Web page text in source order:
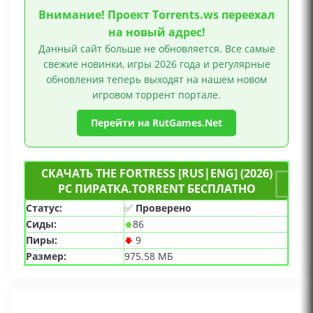
Внимание! Проект Torrents.ws переехал
на новый адрес!
Данный сайт больше не обновляется. Все самые
свежие новинки, игры 2026 года и регулярные
обновления теперь выходят на нашем новом
игровом торрент портале.
Перейти на RutGames.Net
СКАЧАТЬ THE FORTRESS [RUS|ENG] (2026)
PC ПИРАТКА.TORRENT БЕСПЛАТНО
Статус: ✅ Проверено
Сиды:
86
Пиры:
9
Размер:
975.58 МБ